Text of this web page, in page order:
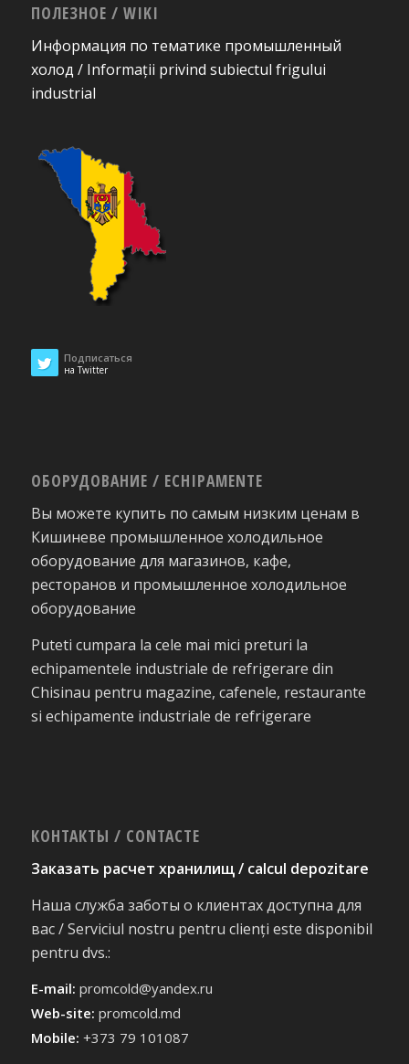
ПОЛЕЗНОЕ / WIKI
Информация по тематике промышленный
холод / Informații privind subiectul frigului
industrial
Подписаться
на Twitter
ОБОРУДОВАНИЕ / ECHIPAMENTE
Вы можете купить по самым низким ценам в
Кишиневе промышленное холодильное
оборудование для магазинов, кафе,
ресторанов и промышленное холодильное
оборудование
Puteti cumpara la cele mai mici preturi la
echipamentele industriale de refrigerare din
Chisinau pentru magazine, cafenele, restaurante
si echipamente industriale de refrigerare
КОНТАКТЫ / CONTACTE
Заказать расчет хранилищ / calcul depozitare
Наша служба заботы о клиентах доступна для
вас / Serviciul nostru pentru clienți este disponibil
pentru dvs.:
E-mail: promcold@yandex.ru
Web-site: promcold.md
Mobile: +373 79 101087